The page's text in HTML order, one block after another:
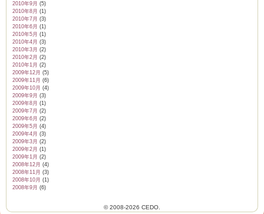
2010年9月 (5)
2010年8月 (1)
2010年7月 (3)
2010年6月 (1)
2010年5月 (1)
2010年4月 (3)
2010年3月 (2)
2010年2月 (2)
2010年1月 (2)
2009年12月 (5)
2009年11月 (6)
2009年10月 (4)
2009年9月 (3)
2009年8月 (1)
2009年7月 (2)
2009年6月 (2)
2009年5月 (4)
2009年4月 (3)
2009年3月 (2)
2009年2月 (1)
2009年1月 (2)
2008年12月 (4)
2008年11月 (3)
2008年10月 (1)
2008年9月 (6)
© 2008-2026 CEDO.